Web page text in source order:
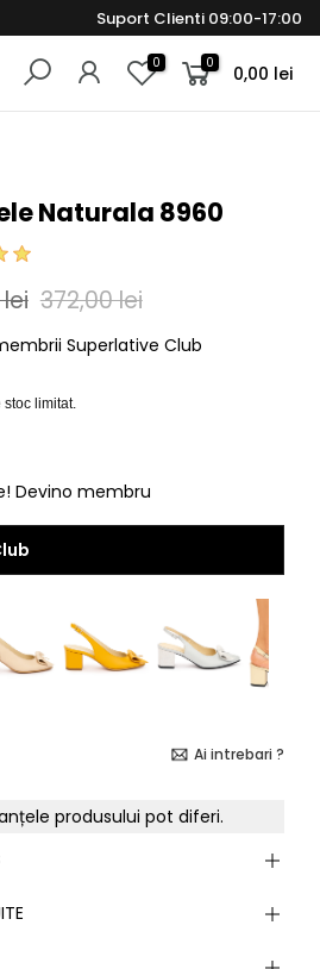
Suport Clienti 09:00-17:00
0 0 0,00 lei
Naturala 8960
372,00 lei
Superlative Club
limitat.
Devino membru
Ai intrebari ?
produsului pot diferi.